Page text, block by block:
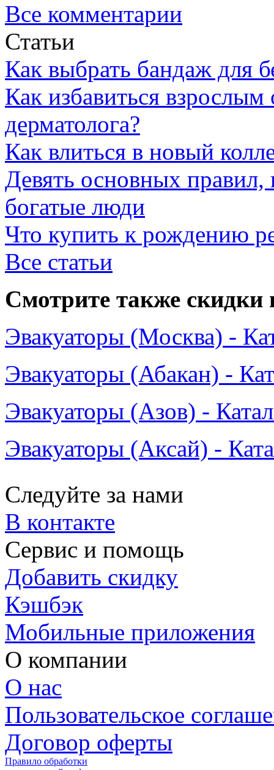
Все комментарии
Статьи
Как выбрать бандаж для
Как избавиться
дерматолога?
Как влиться в новый
Девять основных
богатые люди
Что купить к рождению
Все статьи
Смотрите также скидки
Эвакуаторы (Москва) -
Эвакуаторы (Абакан) -
Эвакуаторы (Азов) -
Эвакуаторы (Аксай) -
Следуйте за нами
В контакте
Сервис и помощь
Добавить скидку
Кэшбэк
Мобильные приложения
О компании
О нас
Пользовательское
Договор оферты
Правило обработки